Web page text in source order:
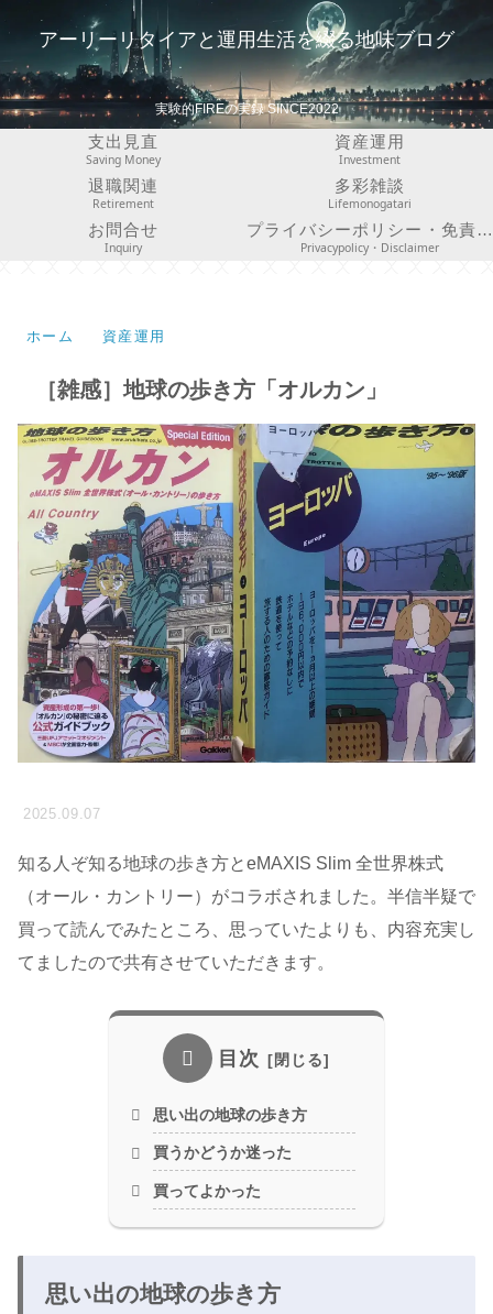
アーリーリタイアと運用生活を綴る地味ブログ
実験的FIREの実録 SINCE2022
支出見直
Saving Money
資産運用
Investment
退職関連
Retirement
多彩雑談
Lifemonogatari
お問合せ
Inquiry
プライバシーポリシー・免責事項
Privacypolicy・Disclaimer
ホーム 資産運用
［雑感］地球の歩き方「オルカン」
2025.09.07
知る人ぞ知る地球の歩き方とeMAXIS Slim 全世界株式
（オール・カントリー）がコラボされました。半信半疑で
買って読んでみたところ、思っていたよりも、内容充実し
てましたので共有させていただきます。
目次
思い出の地球の歩き方
買うかどうか迷った
買ってよかった
思い出の地球の歩き方